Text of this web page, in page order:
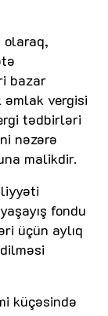
bazar
vergisi
tədbirləri
nəzərə
malikdir.
fondu
üçün aylıq
küçəsində